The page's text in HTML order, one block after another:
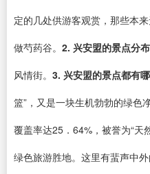
定的几处供游客观赏，那些本
做芍药谷。 2. 兴安盟的景点分
风情街。 3. 兴安盟的景点都有
篮”，又是一块生机勃勃的绿色
覆盖率达25．64%，被誉为“天
绿色旅游胜地。这里有蜚声中